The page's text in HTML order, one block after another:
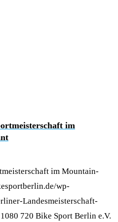
im
im Mountain-
wp-
Landesmeisterschaft-
1080 720 Bike Sport Berlin e.V.